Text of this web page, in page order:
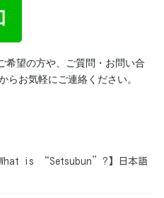
希望の方や、ご質問・お問い合
らお気軽にご連絡ください。
What is “Setsubun”?】日本語